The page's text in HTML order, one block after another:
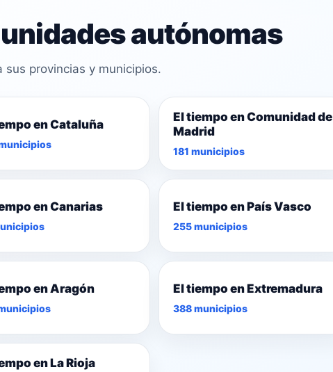
autónomas
provincias y municipios.
en Cataluña
El tiempo en Comunidad de
Madrid
181 municipios
en Canarias El tiempo en País Vasco
255 municipios
en Aragón El tiempo en Extremadura
388 municipios
en La Rioja